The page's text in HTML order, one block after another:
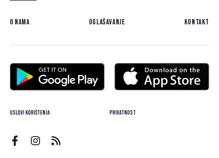
O nama Oglašavanje Kontakt
Uslovi korištenja Privatnost